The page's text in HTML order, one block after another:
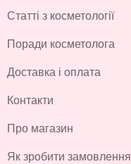
Статті з косметології
Поради косметолога
Доставка і оплата
Контакти
Про магазин
Як зробити замовлення